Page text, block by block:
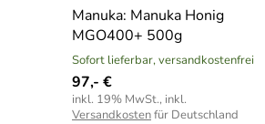
Manuka: Manuka Honig
MGO400+ 500g
Sofort lieferbar, versandkostenfrei
97,- €
inkl. 19% MwSt., inkl.
Versandkostenfür Deutschland